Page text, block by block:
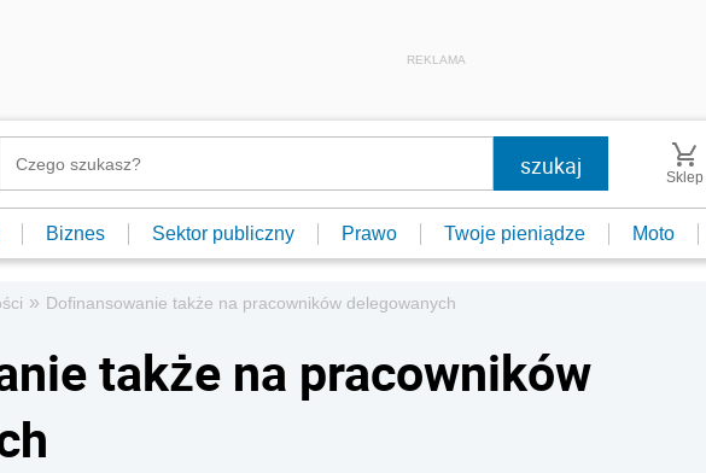
REKLAMA
Sklep
Biznes Sektor publiczny Prawo Twoje pieniądze Moto
» Dofinansowanie także na pracowników delegowanych
także na pracowników